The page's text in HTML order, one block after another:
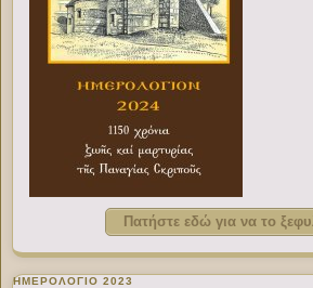
Πατήστε εδώ για να το
ΗΜΕΡΟΛΟΓΙΟ 2023